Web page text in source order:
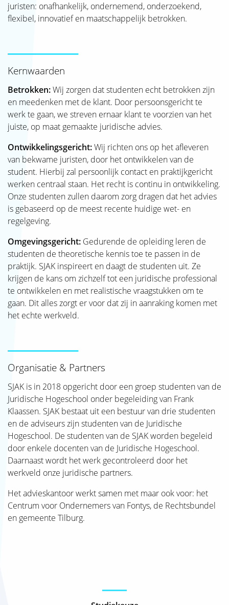
juristen: onafhankelijk, ondernemend, onderzoekend,
flexibel, innovatief en maatschappelijk betrokken.
Kernwaarden
Betrokken:Wij zorgen dat studenten echt betrokken zijn
en meedenken met de klant. Door persoonsgericht te
werk te gaan, we streven ernaar klant te voorzien van het
juiste, op maat gemaakte juridische advies.
Ontwikkelingsgericht:Wij richten ons op het afleveren
van bekwame juristen, door het ontwikkelen van de
student. Hierbij zal persoonlijk contact en praktijkgericht
werken centraal staan. Het recht is continu in ontwikkeling.
Onze studenten zullen daarom zorg dragen dat het advies
is gebaseerd op de meest recente huidige wet- en
regelgeving.
Omgevingsgericht: Gedurende de opleiding leren de
studenten de theoretische kennis toe te passen in de
praktijk. SJAK inspireert en daagt de studenten uit. Ze
krijgen de kans om zichzelf tot een juridische professional
te ontwikkelen en met realistische vraagstukken om te
gaan. Dit alles zorgt er voor dat zij in aanraking komen met
het echte werkveld.
Organisatie & Partners
SJAK is in 2018 opgericht door een groep studenten van de
Juridische Hogeschool onder begeleiding van Frank
Klaassen. SJAK bestaat uit een bestuur van drie studenten
en de adviseurs zijn studenten van de Juridische
Hogeschool. De studenten van de SJAK worden begeleid
door enkele docenten van de Juridische Hogeschool.
Daarnaast wordt het werk gecontroleerd door het
werkveld onze juridische partners.
Het advieskantoor werkt samen met maar ook voor: het
Centrum voor Ondernemers van Fontys, de Rechtsbundel
en gemeente Tilburg.